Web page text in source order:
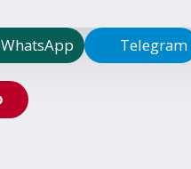
WhatsApp Telegram